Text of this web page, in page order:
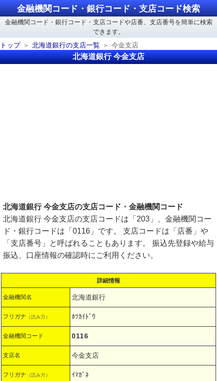
金融機関コード・銀行コード・支店コード検索
金融機関コード・銀行コード・支店コードや店番、支店番号を簡単に検索
できます。
トップ
北海道銀行の支店一覧 今金支店
北海道銀行 今金支店
北海道銀行 今金支店の支店コード・金融機関コード
北海道銀行 今金支店の支店コードは「203」、金融機関コー
ド・銀行コードは「0116」です。 支店コードは「店番」や
「支店番号」と呼ばれることもあります。 振込先登録や給与
振込、口座情報の確認時にご利用ください。
詳細情報
金融機関名 北海道銀行
フリガナ （読み方） ﾎﾂｶｲﾄﾞｳ
金融機関コード 0116
支店名 今金支店
フリガナ （読み方） ｲﾏｶﾞﾈ